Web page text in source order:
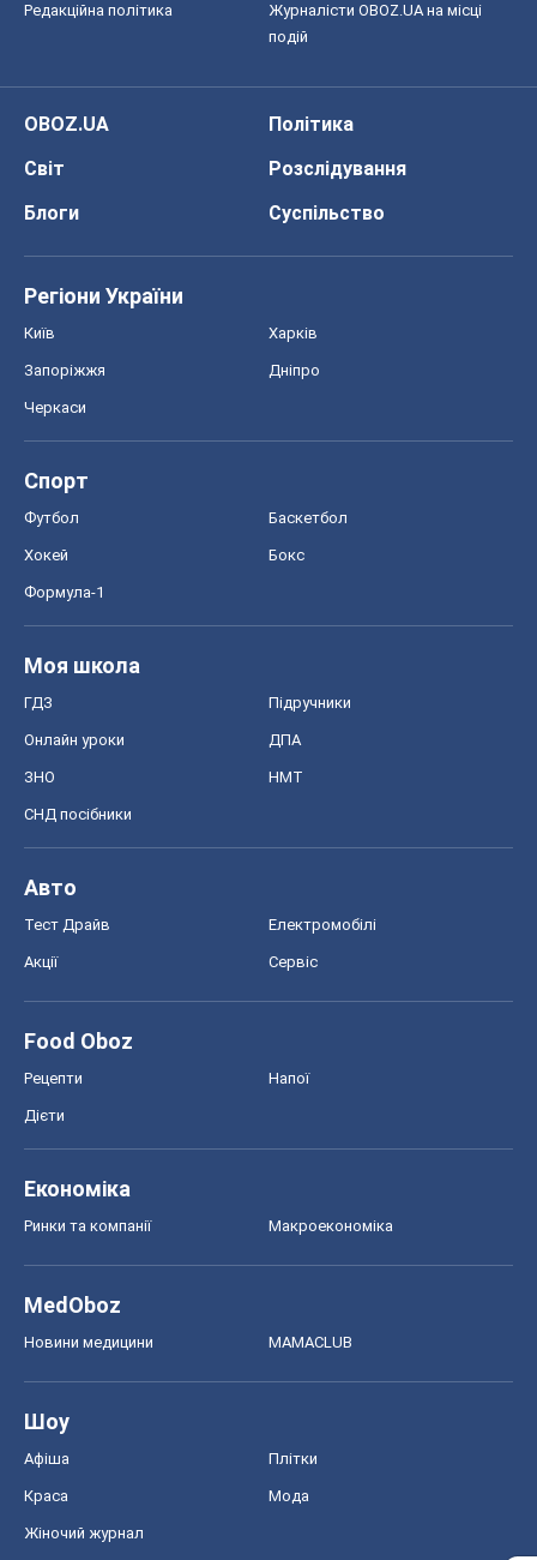
Редакційна політика
Журналісти OBOZ.UA на місці
подій
OBOZ.UA
Політика
Світ
Розслідування
Блоги
Суспільство
Регіони України
Київ Харків
Запоріжжя Дніпро
Черкаси
Спорт
Футбол Баскетбол
Хокей Бокс
Формула-1
Моя школа
ГДЗ Підручники
Онлайн уроки ДПА
ЗНО НМТ
СНД посібники
Авто
Тест Драйв Електромобілі
Акції Сервіс
Food Oboz
Рецепти Напої
Дієти
Економіка
Ринки та компанії Макроекономіка
MedOboz
Новини медицини MAMACLUB
Шоу
Афіша Плітки
Краса Мода
Жіночий журнал